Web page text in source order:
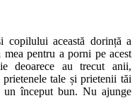
această dorință a
pentru a porni pe acest
deoarece au trecut anii,
tale și prietenii tăi
un început bun. Nu ajunge